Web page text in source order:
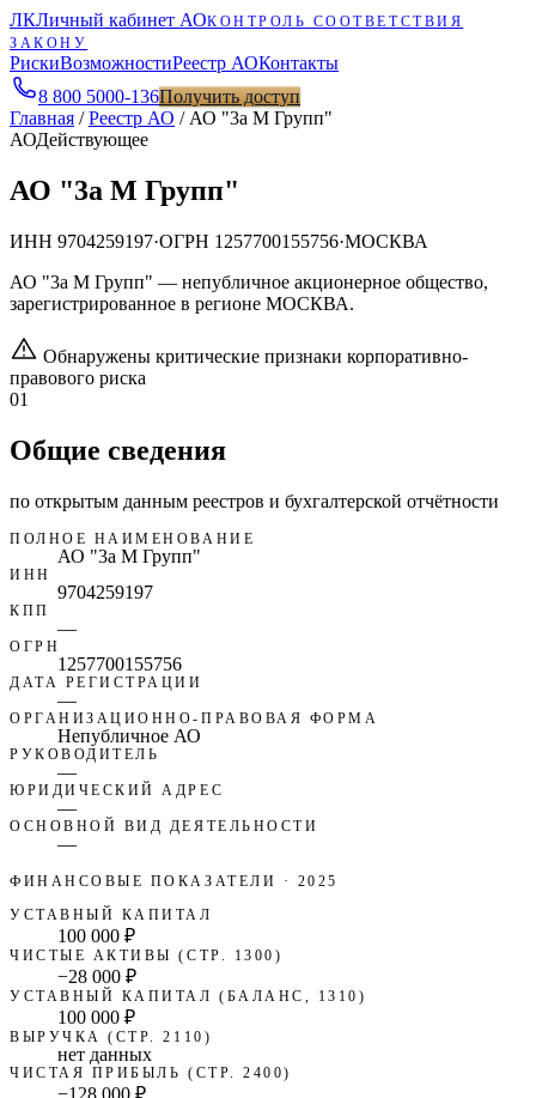
ЛКЛичный кабинет АОКОНТРОЛЬ СООТВЕТСТВИЯ
ЗАКОНУ
РискиВозможностиРеестр АОКонтакты
8 800 5000-136Получить доступ
Главная /Реестр АО / АО "3а М Групп"
АОДействующее
АО "3а М Групп"
ИНН 9704259197·ОГРН 1257700155756·МОСКВА
АО "3а М Групп" — непубличное акционерное общество,
зарегистрированное в регионе МОСКВА.
Обнаружены критические признаки корпоративно-
правового риска
01
Общие сведения
по открытым данным реестров и бухгалтерской отчётности
ПОЛНОЕ НАИМЕНОВАНИЕ
АО "3а М Групп"
ИНН
9704259197
КПП
—
ОГРН
1257700155756
ДАТА РЕГИСТРАЦИИ
—
ОРГАНИЗАЦИОННО-ПРАВОВАЯ ФОРМА
Непубличное АО
РУКОВОДИТЕЛЬ
—
ЮРИДИЧЕСКИЙ АДРЕС
—
ОСНОВНОЙ ВИД ДЕЯТЕЛЬНОСТИ
—
ФИНАНСОВЫЕ ПОКАЗАТЕЛИ · 2025
УСТАВНЫЙ КАПИТАЛ
100 000 ₽
ЧИСТЫЕ АКТИВЫ (СТР. 1300)
−28 000 ₽
УСТАВНЫЙ КАПИТАЛ (БАЛАНС, 1310)
100 000 ₽
ВЫРУЧКА (СТР. 2110)
нет данных
ЧИСТАЯ ПРИБЫЛЬ (СТР. 2400)
−128 000 ₽